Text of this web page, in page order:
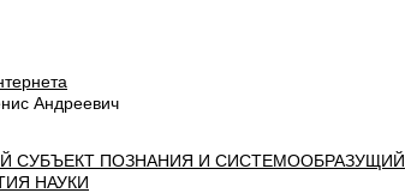
Андреевич
СУБЪЕКТ ПОЗНАНИЯ И СИСТЕМООБРАЗУЩИЙ
НАУКИ